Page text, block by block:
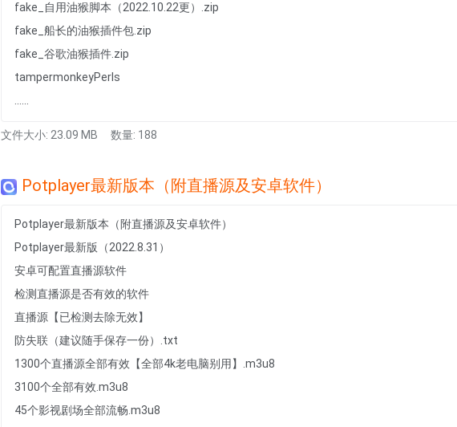
fake_自用油猴脚本（2022.10.22更）.zip
fake_船长的油猴插件包.zip
fake_谷歌油猴插件.zip
tampermonkeyPerls
文件大小: 23.09 MB 数量: 188
Potplayer最新版本（附直播源及安卓软件）
Potplayer最新版本（附直播源及安卓软件）
Potplayer最新版（2022.8.31）
安卓可配置直播源软件
检测直播源是否有效的软件
直播源【已检测去除无效】
防失联（建议随手保存一份）.txt
1300个直播源全部有效【全部4k老电脑别用】.m3u8
3100个全部有效.m3u8
45个影视剧场全部流畅.m3u8